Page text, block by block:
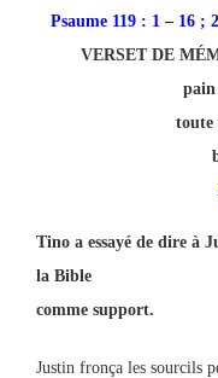
Psaume 119 : 1 – 16 ;
VERSET DE
pain
toute
Tino a essayé de dire à
la Bible
comme support.
Justin fronça les sourcils